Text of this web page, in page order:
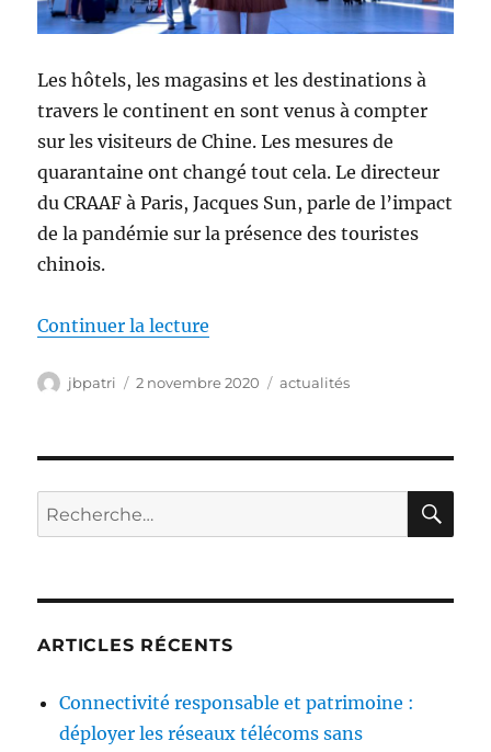
Les hôtels, les magasins et les destinations à
travers le continent en sont venus à compter
sur les visiteurs de Chine. Les mesures de
quarantaine ont changé tout cela. Le directeur
du CRAAF à Paris, Jacques Sun, parle de l’impact
de la pandémie sur la présence des touristes
chinois.
Continuer la lecture
Auteur
jbpatri
Publié
2 novembre 2020 Catégories
actualités
Recherche
pour :
ARTICLES RÉCENTS
Connectivité responsable et patrimoine :
déployer les réseaux télécoms sans